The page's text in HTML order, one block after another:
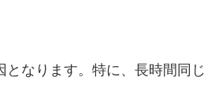
なります。特に、長時間同